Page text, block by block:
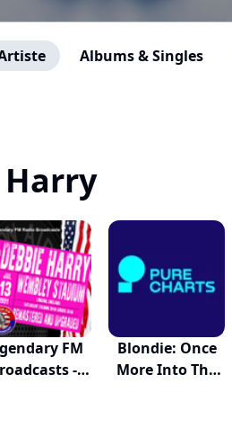
Albums & Singles
FM
-
Blondie: Once
More Into The